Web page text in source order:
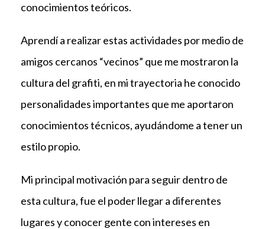
conocimientos teóricos.
Aprendí a realizar estas actividades por medio de
amigos cercanos “vecinos” que me mostraron la
cultura del grafiti, en mi trayectoria he conocido
personalidades importantes que me aportaron
conocimientos técnicos, ayudándome a tener un
estilo propio.
Mi principal motivación para seguir dentro de
esta cultura, fue el poder llegar a diferentes
lugares y conocer gente con intereses en